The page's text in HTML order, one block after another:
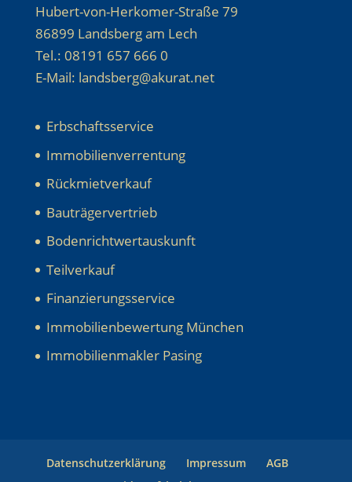
Hubert-von-Herkomer-Straße 79
86899 Landsberg am Lech
Tel.: 08191 657 666 0
E-Mail: landsberg@akurat.net
Erbschaftsservice
Immobilienverrentung
Rückmietverkauf
Bauträgervertrieb
Bodenrichtwertauskunft
Teilverkauf
Finanzierungsservice
Immobilienbewertung München
Immobilienmakler Pasing
Datenschutzerklärung Impressum
AGB